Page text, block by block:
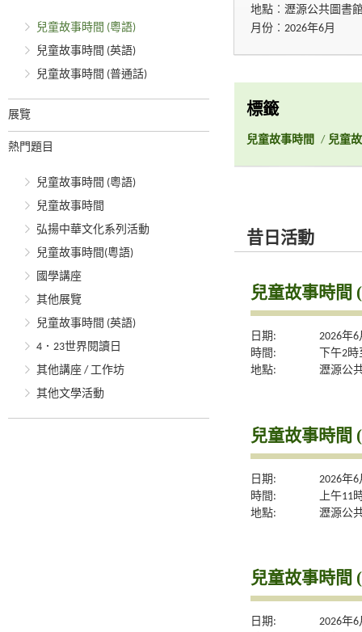
兒童故事時間 (粵語)
兒童故事時間 (英語)
兒童故事時間 (普通話)
展覽
熱門題目
兒童故事時間 (粵語)
兒童故事時間
弘揚中華文化系列活動
兒童故事時間(粵語)
國學講座
其他展覽
兒童故事時間 (英語)
4．23世界閱讀日
其他講座 / 工作坊
其他文學活動
地點︰瀝源公共圖書
月份︰2026年6月
標籤
兒童故事時間 / 兒童
昔日活動
兒童故事時間
日期:
2026年
時間:
下午2
地點:
瀝源公
兒童故事時間
日期:
2026年
時間:
上午11
地點:
瀝源公
兒童故事時間
日期:
2026年